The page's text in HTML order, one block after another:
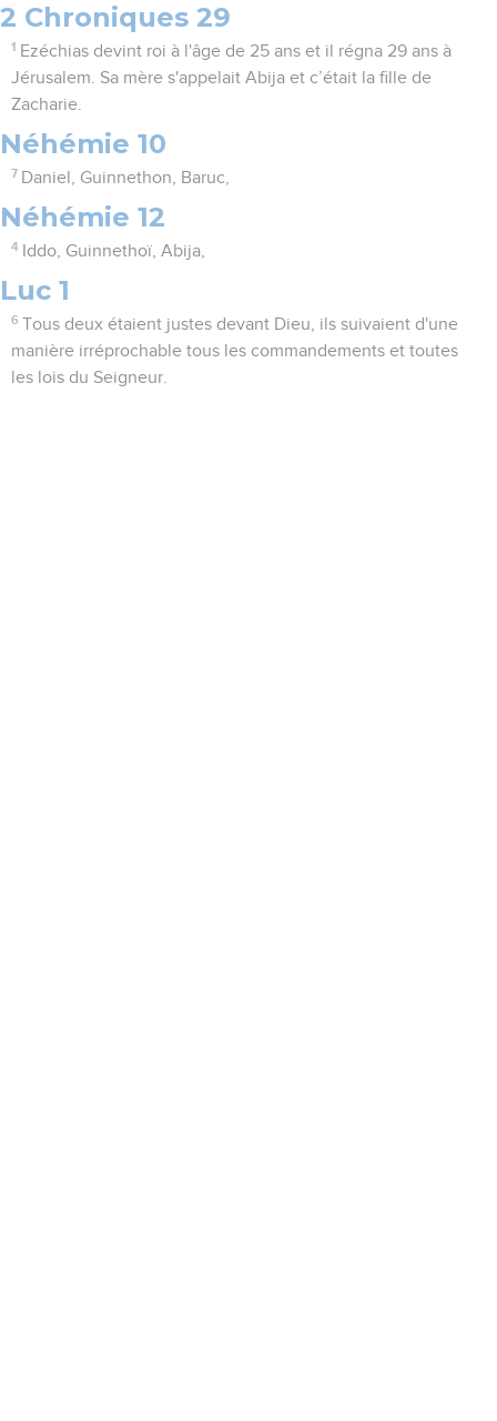
2 Chroniques 29
1 Ezéchias devint roi à l'âge de 25 ans et il régna 29 ans à
Jérusalem. Sa mère s'appelait Abija et c’était la fille de
Zacharie.
Néhémie 10
7 Daniel, Guinnethon, Baruc,
Néhémie 12
4 Iddo, Guinnethoï, Abija,
Luc 1
6 Tous deux étaient justes devant Dieu, ils suivaient d'une
manière irréprochable tous les commandements et toutes
les lois du Seigneur.